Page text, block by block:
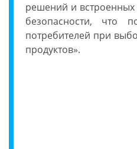
решений и
безопасности, что
потребителей при
продуктов».